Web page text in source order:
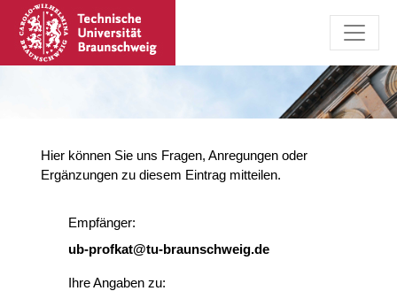
Hier können Sie uns Fragen, Anregungen oder
Ergänzungen zu diesem Eintrag mitteilen.
Empfänger:
ub-profkat@tu-braunschweig.de
Ihre Angaben zu: